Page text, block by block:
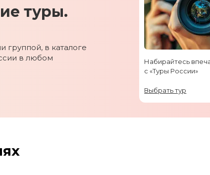
туры.
группой, в каталоге
в любом
Набирайтесь
с «Туры России»
Выбрать тур